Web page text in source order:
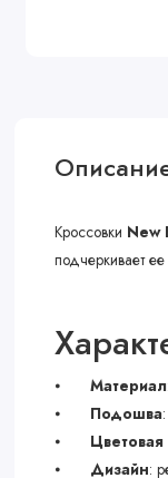
Кроссовки New
подчеркивает
⦁ Материал
⦁
Подошва
⦁
Цветовая
⦁
Дизайн: